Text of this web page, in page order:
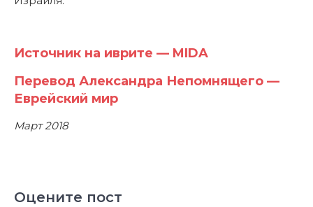
Источник на иврите — MIDA
Перевод Александра Непомнящего —
Еврейский мир
Март 2018
Оцените пост